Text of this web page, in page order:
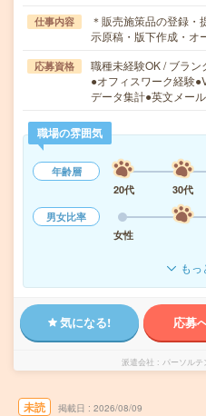
仕事内容
＊販売施策品の登録
示原稿・版下作成・
応募資格
職種未経験OK / ブラン
●オフィスワーク経験
データ集計●英文メー
職場の雰囲気
年齢層
20代
30代
男女比率
女性
もっ
気になる! 応募
派遣会社 パーソルテ
未読 掲載日 2026/08/09